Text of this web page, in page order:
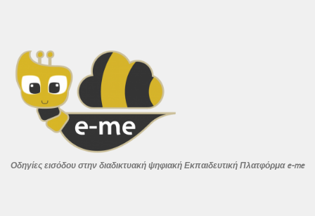
Οδηγίες εισόδου στην διαδικτυακή ψηφιακή Εκπαιδευτική Πλατφόρμα e-me